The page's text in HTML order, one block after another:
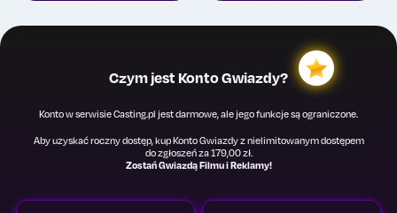
Czym jest Konto Gwiazdy?
Konto w serwisie Casting.pl jest darmowe, ale jego funkcje są ograniczone.
Aby uzyskać roczny dostęp, kup Konto Gwiazdy z nielimitowanym dostępem
do zgłoszeń za 179,00 zł.
Zostań Gwiazdą Filmu i Reklamy!